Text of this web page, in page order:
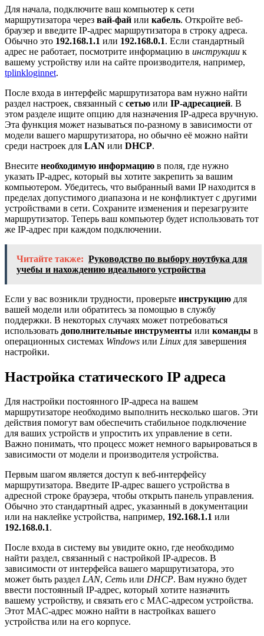
Для начала, подключите ваш компьютер к сети
маршрутизатора через вай-фай или кабель. Откройте веб-
браузер и введите IP-адрес маршрутизатора в строку адреса.
Обычно это 192.168.1.1 или 192.168.0.1. Если стандартный
адрес не работает, посмотрите информацию в инструкции к
вашему устройству или на сайте производителя, например,
tplinkloginnet.
После входа в интерфейс маршрутизатора вам нужно найти
раздел настроек, связанный с сетью или IP-адресацией. В
этом разделе ищите опцию для назначения IP-адреса вручную.
Эта функция может называться по-разному в зависимости от
модели вашего маршрутизатора, но обычно её можно найти
среди настроек для LAN или DHCP.
Внесите необходимую информацию в поля, где нужно
указать IP-адрес, который вы хотите закрепить за вашим
компьютером. Убедитесь, что выбранный вами IP находится в
пределах допустимого диапазона и не конфликтует с другими
устройствами в сети. Сохраните изменения и перезагрузите
маршрутизатор. Теперь ваш компьютер будет использовать тот
же IP-адрес при каждом подключении.
Читайте также: Руководство по выбору ноутбука для
учебы и нахождению идеального устройства
Если у вас возникли трудности, проверьте инструкцию для
вашей модели или обратитесь за помощью в службу
поддержки. В некоторых случаях может потребоваться
использовать дополнительные инструменты или команды в
операционных системах Windows или Linux для завершения
настройки.
Настройка статического IP адреса
Для настройки постоянного IP-адреса на вашем
маршрутизаторе необходимо выполнить несколько шагов. Эти
действия помогут вам обеспечить стабильное подключение
для ваших устройств и упростить их управление в сети.
Важно понимать, что процесс может немного варьироваться в
зависимости от модели и производителя устройства.
Первым шагом является доступ к веб-интерфейсу
маршрутизатора. Введите IP-адрес вашего устройства в
адресной строке браузера, чтобы открыть панель управления.
Обычно это стандартный адрес, указанный в документации
или на наклейке устройства, например, 192.168.1.1 или
192.168.0.1.
После входа в систему вы увидите окно, где необходимо
найти раздел, связанный с настройкой IP-адресов. В
зависимости от интерфейса вашего маршрутизатора, это
может быть раздел LAN, Сеть или DHCP. Вам нужно будет
ввести постоянный IP-адрес, который хотите назначить
вашему устройству, и связать его с MAC-адресом устройства.
Этот MAC-адрес можно найти в настройках вашего
устройства или на его корпусе.